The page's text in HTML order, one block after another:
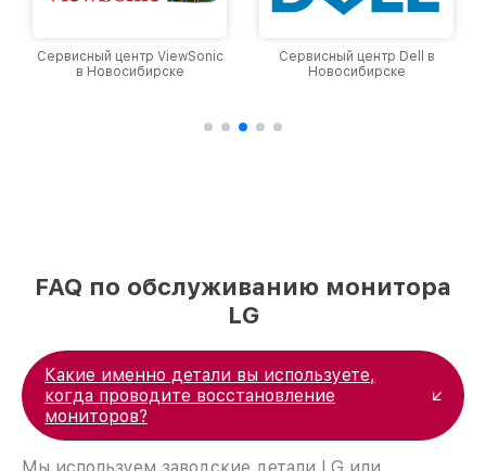
Сервисный центр ViewSonic
в Новосибирске
Сервисный центр Dell в
Новосибирске
FAQ по обслуживанию монитора
LG
Какие именно детали вы используете,
когда проводите восстановление
мониторов?